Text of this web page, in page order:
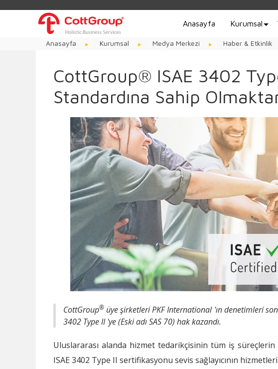
Anasayfa Kurumsal
Anasayfa Kurumsal Medya Merkezi Haber & Etkinlik
CottGroup® ISAE 3402
Standardına Sahip
CottGroup® üye şirketleri PKF International 'ın denetimleri
3402 Type II 'ye (Eski adı SAS 70) hak kazandı.
Uluslararası alanda hizmet tedarikçisinin tüm iş
ISAE 3402 Type II sertifikasyonu sevis sağlayıcının